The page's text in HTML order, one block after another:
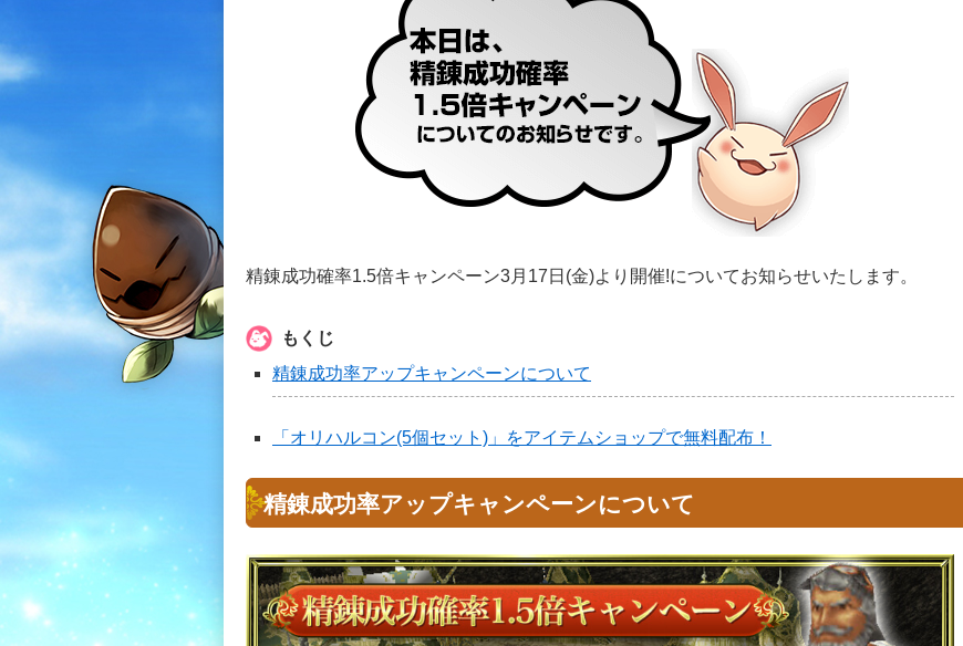
精錬成功確率1.5倍キャンペーン3月17日(金)より開催!についてお知らせいたします。
もくじ
精錬成功率アップキャンペーンについて
「オリハルコン(5個セット)」をアイテムショップで無料配布！
精錬成功率アップキャンペーンについて